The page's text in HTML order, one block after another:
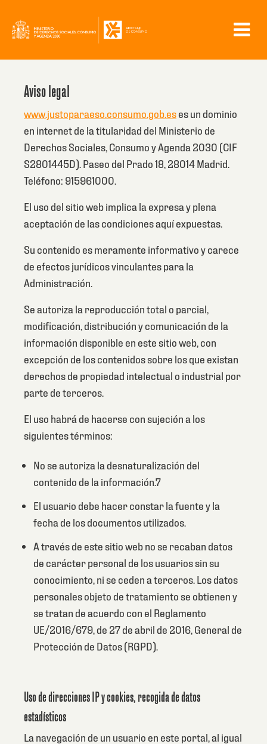
main
content
Aviso legal
www.justoparaeso.consumo.gob.eses un dominio
en internet de la titularidad del Ministerio de
Derechos Sociales, Consumo y Agenda 2030 (CIF
S2801445D). Paseo del Prado 18, 28014 Madrid.
Teléfono: 915961000.
El uso del sitio web implica la expresa y plena
aceptación de las condiciones aquí expuestas.
Su contenido es meramente informativo y carece
de efectos jurídicos vinculantes para la
Administración.
Se autoriza la reproducción total o parcial,
modificación, distribución y comunicación de la
información disponible en este sitio web, con
excepción de los contenidos sobre los que existan
derechos de propiedad intelectual o industrial por
parte de terceros.
El uso habrá de hacerse con sujeción a los
siguientes términos:
No se autoriza la desnaturalización del
contenido de la información.7
El usuario debe hacer constar la fuente y la
fecha de los documentos utilizados.
A través de este sitio web no se recaban datos
de carácter personal de los usuarios sin su
conocimiento, ni se ceden a terceros. Los datos
personales objeto de tratamiento se obtienen y
se tratan de acuerdo con el Reglamento
UE/2016/679, de 27 de abril de 2016, General de
Protección de Datos (RGPD).
Uso de direcciones IP y cookies, recogida de datos
estadísticos
La navegación de un usuario en este portal, al igual